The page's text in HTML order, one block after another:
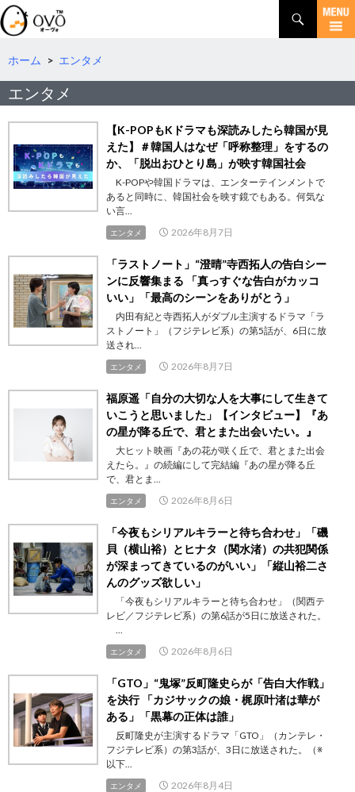
検
索
コ
テ
へ
移
ホーム > エンタメ
エンタメ
【K-POPもKドラマも深読みしたら韓国が見
えた】＃韓国人はなぜ「呼称整理」をするの
か、「脱出おひとり島」が映す韓国社会
K-POPや韓国ドラマは、エンターテインメントで
あると同時に、韓国社会を映す鏡でもある。何気な
い言...
エンタメ 2026年8月7日
「ラストノート」“澄晴”寺西拓人の告白シー
ンに反響集まる 「真っすぐな告白がカッコ
いい」「最高のシーンをありがとう」
内田有紀と寺西拓人がダブル主演するドラマ「ラ
ストノート」（フジテレビ系）の第5話が、6日に放
送され...
エンタメ 2026年8月7日
福原遥「自分の大切な人を大事にして生きて
いこうと思いました」【インタビュー】『あ
の星が降る丘で、君とまた出会いたい。』
大ヒット映画『あの花が咲く丘で、君とまた出会
えたら。』の続編にして完結編『あの星が降る丘
で、君とま...
エンタメ 2026年8月6日
「今夜もシリアルキラーと待ち合わせ」「磯
貝（横山裕）とヒナタ（関水渚）の共犯関係
が深まってきているのがいい」「縦山裕二さ
んのグッズ欲しい」
「今夜もシリアルキラーと待ち合わせ」（関西テ
レビ／フジテレビ系）の第6話が5日に放送された。
...
エンタメ 2026年8月6日
「GTO」“鬼塚”反町隆史らが「告白大作戦」
を決行 「カジサックの娘・梶原叶渚は華が
ある」「黒幕の正体は誰」
反町隆史が主演するドラマ「GTO」（カンテレ・
フジテレビ系）の第3話が、3日に放送された。（※
以下...
エンタメ 2026年8月4日